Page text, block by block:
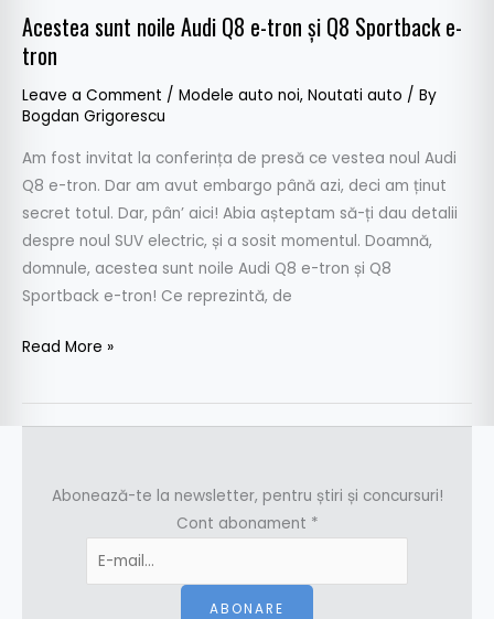
Acestea sunt noile Audi Q8 e-tron și Q8 Sportback e-
tron
Leave a Comment / Modele auto noi, Noutati auto / By
Bogdan Grigorescu
Am fost invitat la conferința de presă ce vestea noul Audi
Q8 e-tron. Dar am avut embargo până azi, deci am ținut
secret totul. Dar, pân’ aici! Abia așteptam să-ți dau detalii
despre noul SUV electric, și a sosit momentul. Doamnă,
domnule, acestea sunt noile Audi Q8 e-tron și Q8
Sportback e-tron! Ce reprezintă, de
Read More »
Abonează-te la newsletter, pentru știri și concursuri!
Cont abonament *
ABONARE